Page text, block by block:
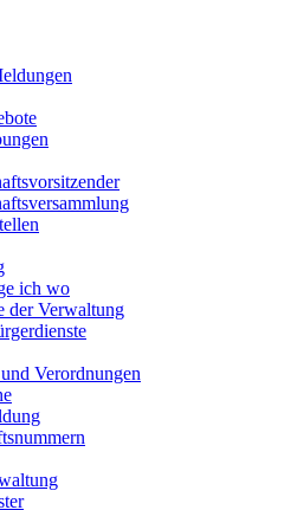
ich wo
der Verwaltung
Verordnungen